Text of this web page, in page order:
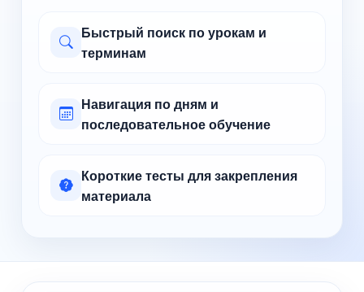
Быстрый поиск по урокам и
терминам
Навигация по дням и
последовательное обучение
Короткие тесты для закрепления
материала